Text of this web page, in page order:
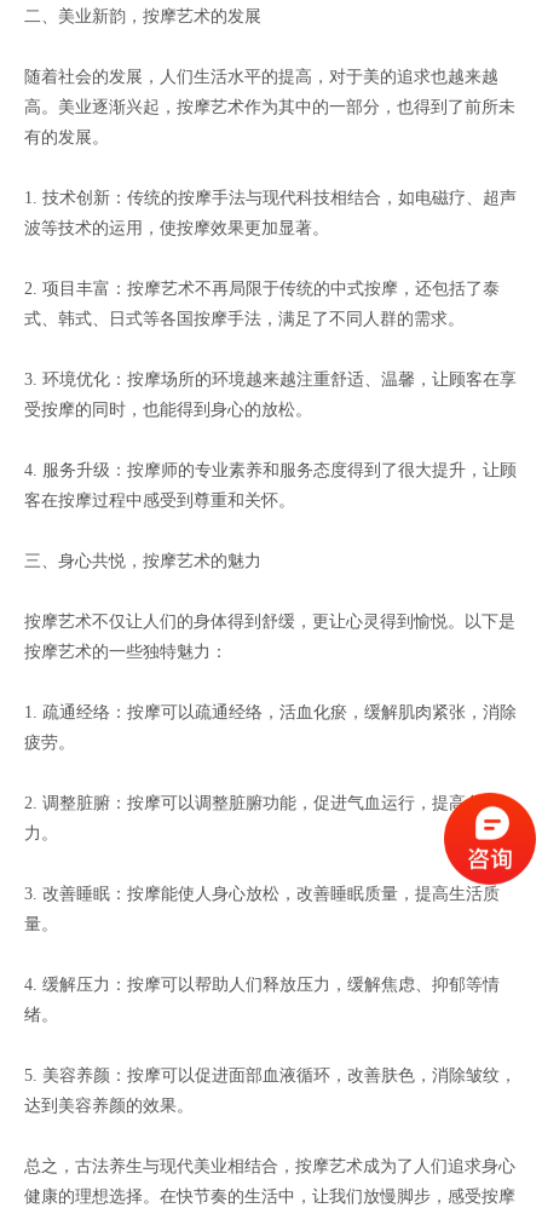
二、美业新韵，按摩艺术的发展
随着社会的发展，人们生活水平的提高，对于美的追求也越来越
高。美业逐渐兴起，按摩艺术作为其中的一部分，也得到了前所未
有的发展。
1. 技术创新：传统的按摩手法与现代科技相结合，如电磁疗、超声
波等技术的运用，使按摩效果更加显著。
2. 项目丰富：按摩艺术不再局限于传统的中式按摩，还包括了泰
式、韩式、日式等各国按摩手法，满足了不同人群的需求。
3. 环境优化：按摩场所的环境越来越注重舒适、温馨，让顾客在享
受按摩的同时，也能得到身心的放松。
4. 服务升级：按摩师的专业素养和服务态度得到了很大提升，让顾
客在按摩过程中感受到尊重和关怀。
三、身心共悦，按摩艺术的魅力
按摩艺术不仅让人们的身体得到舒缓，更让心灵得到愉悦。以下是
按摩艺术的一些独特魅力：
1. 疏通经络：按摩可以疏通经络，活血化瘀，缓解肌肉紧张，消除
疲劳。
2. 调整脏腑：按摩可以调整脏腑功能，促进气血运行，提高免疫
力。
3. 改善睡眠：按摩能使人身心放松，改善睡眠质量，提高生活质
量。
4. 缓解压力：按摩可以帮助人们释放压力，缓解焦虑、抑郁等情
绪。
5. 美容养颜：按摩可以促进面部血液循环，改善肤色，消除皱纹，
达到美容养颜的效果。
总之，古法养生与现代美业相结合，按摩艺术成为了人们追求身心
健康的理想选择。在快节奏的生活中，让我们放慢脚步，感受按摩